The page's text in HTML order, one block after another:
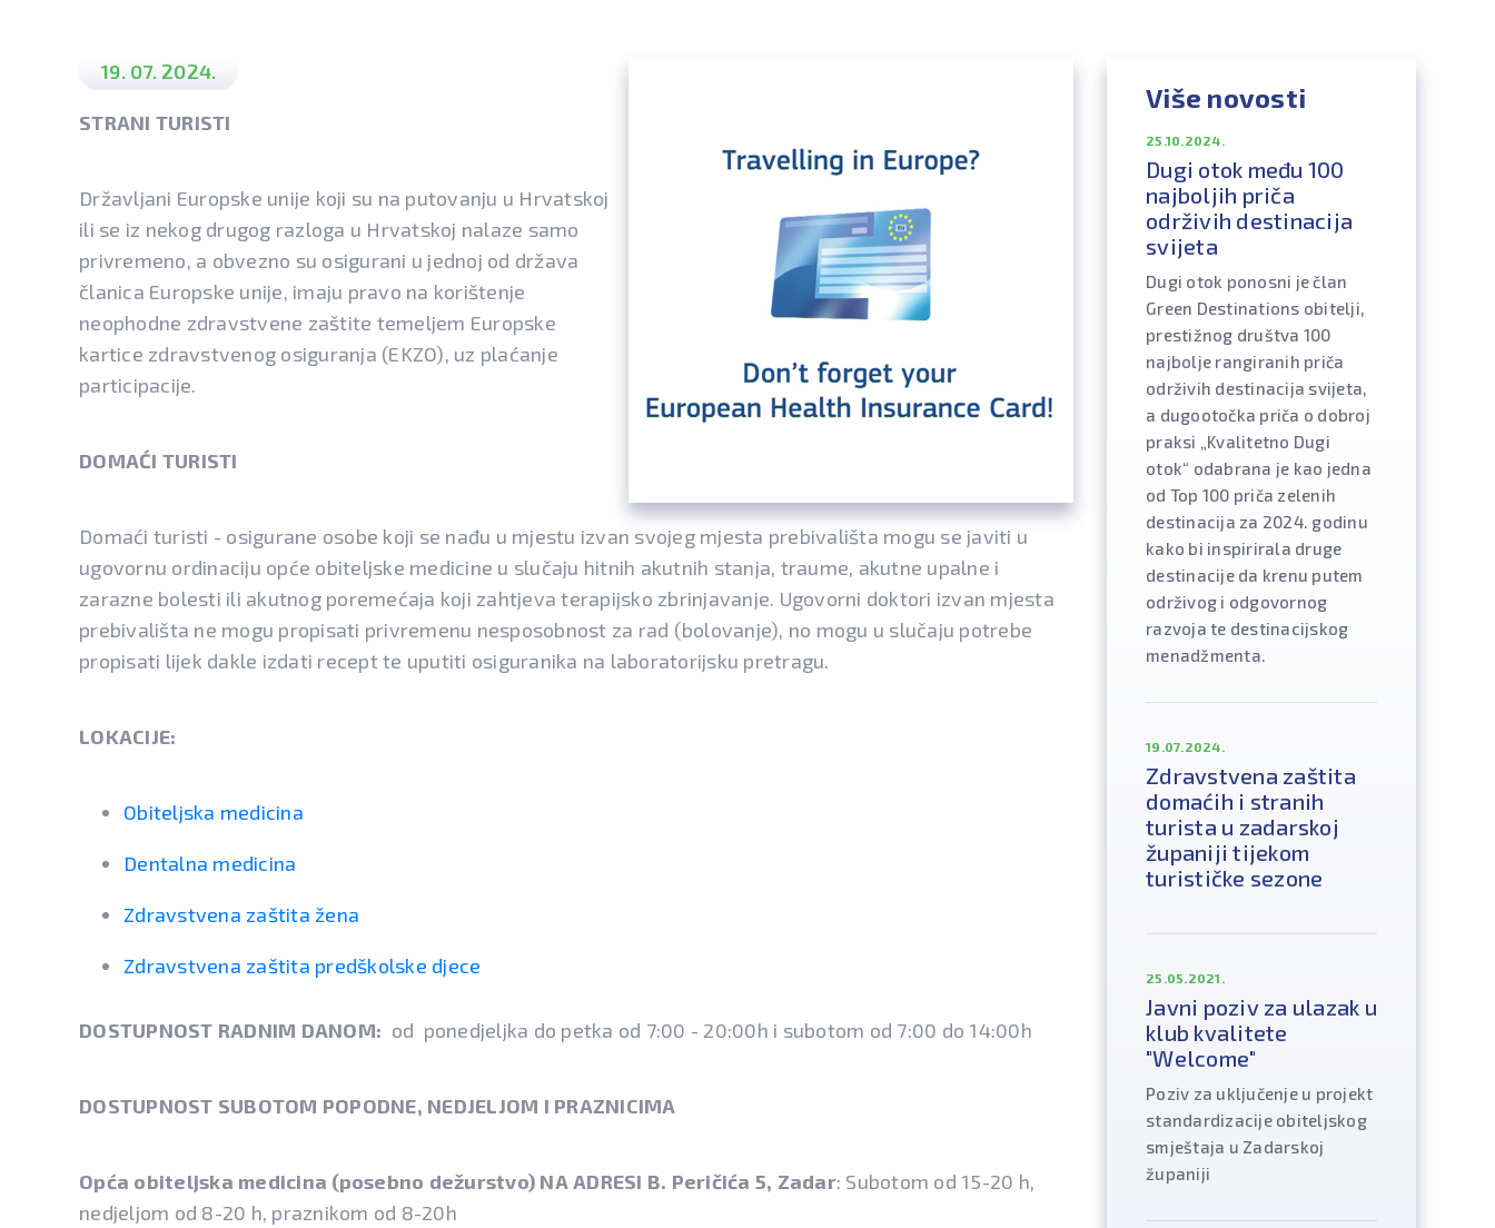
19. 07. 2024.
STRANI TURISTI
Državljani Europske unije koji su na putovanju u Hrvatskoj
ili se iz nekog drugog razloga u Hrvatskoj nalaze samo
privremeno, a obvezno su osigurani u jednoj od država
članica Europske unije, imaju pravo na korištenje
neophodne zdravstvene zaštite temeljem Europske
kartice zdravstvenog osiguranja (EKZO), uz plaćanje
participacije.
DOMAĆI TURISTI
Domaći turisti - osigurane osobe koji se nađu u mjestu izvan svojeg mjesta prebivališta mogu se javiti u
ugovornu ordinaciju opće obiteljske medicine u slučaju hitnih akutnih stanja, traume, akutne upalne i
zarazne bolesti ili akutnog poremećaja koji zahtjeva terapijsko zbrinjavanje. Ugovorni doktori izvan mjesta
prebivališta ne mogu propisati privremenu nesposobnost za rad (bolovanje), no mogu u slučaju potrebe
propisati lijek dakle izdati recept te uputiti osiguranika na laboratorijsku pretragu.
LOKACIJE:
Obiteljska medicina
Dentalna medicina
Zdravstvena zaštita žena
Zdravstvena zaštita predškolske djece
DOSTUPNOST RADNIM DANOM: od ponedjeljka do petka od 7:00 - 20:00h i subotom od 7:00 do 14:00h
DOSTUPNOST SUBOTOM POPODNE, NEDJELJOM I PRAZNICIMA
Opća obiteljska medicina (posebno dežurstvo) NA ADRESI B. Peričića 5, Zadar: Subotom od 15-20 h,
nedjeljom od 8-20 h, praznikom od 8-20h
Više novosti
25.10.2024.
Dugi otok među 100
najboljih priča
održivih destinacija
svijeta
Dugi otok ponosni je član
Green Destinations obitelji,
prestižnog društva 100
najbolje rangiranih priča
održivih destinacija svijeta,
a dugootočka priča o dobroj
praksi „Kvalitetno Dugi
otok“ odabrana je kao jedna
od Top 100 priča zelenih
destinacija za 2024. godinu
kako bi inspirirala druge
destinacije da krenu putem
održivog i odgovornog
razvoja te destinacijskog
menadžmenta.
19.07.2024.
Zdravstvena zaštita
domaćih i stranih
turista u zadarskoj
županiji tijekom
turističke sezone
25.05.2021.
Javni poziv za ulazak u
klub kvalitete
"Welcome"
Poziv za uključenje u projekt
standardizacije obiteljskog
smještaja u Zadarskoj
županiji